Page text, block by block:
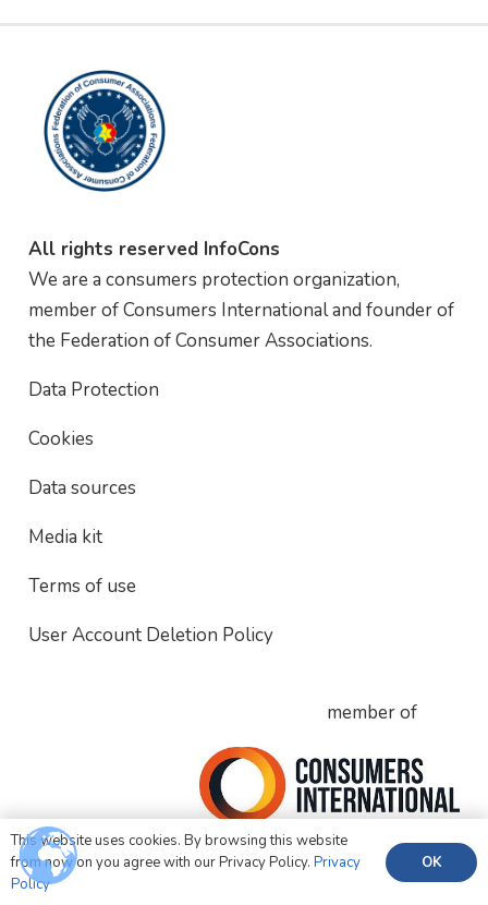
All rights reserved InfoCons
We are a consumers protection organization,
member of Consumers International and founder of
the Federation of Consumer Associations.
Data Protection
Cookies
Data sources
Media kit
Terms of use
User Account Deletion Policy
member of
This website uses cookies. By browsing this website
from now on you agree with our Privacy Policy. Privacy
Policy
OK